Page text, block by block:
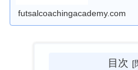
futsalcoachingacademy.com
目次